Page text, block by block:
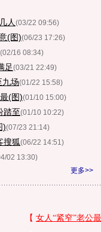
人 (03/22 09:56)
(图)(06/23 17:26)
(02/16 08:34)
足(03/21 22:49)
九场(01/22 15:58)
(图)(01/10 15:00)
踏至(01/10 10:22)
)(07/23 21:14)
搜狐(06/22 14:51)
02 13:30)
更多>>